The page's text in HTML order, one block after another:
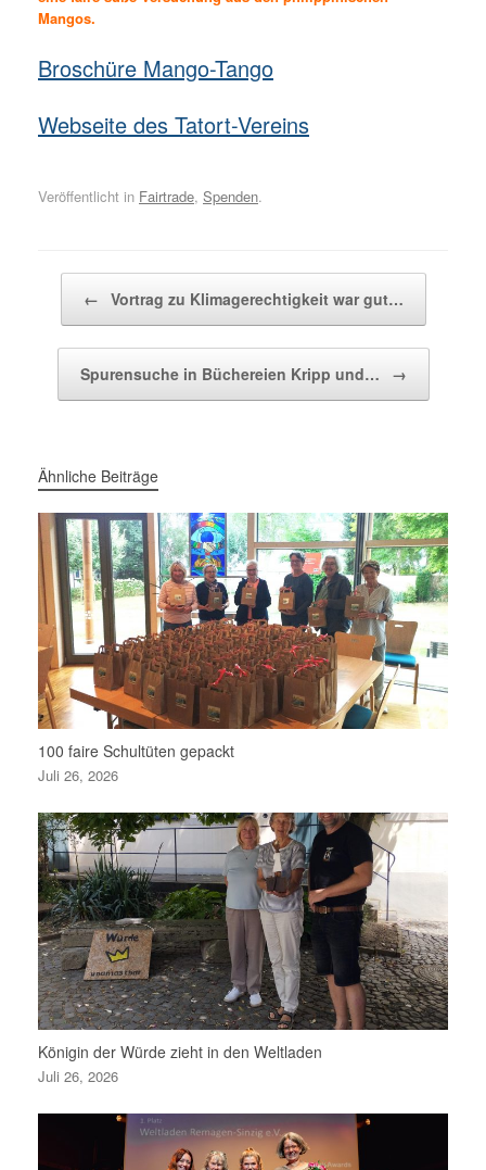
Mangos.
Broschüre Mango-Tango
Webseite des Tatort-Vereins
Veröffentlicht in Fairtrade, Spenden.
← Vortrag zu Klimagerechtigkeit war gut…
Spurensuche in Büchereien Kripp und… →
Ähnliche Beiträge
100 faire Schultüten gepackt
Juli 26, 2026
Königin der Würde zieht in den Weltladen
Juli 26, 2026